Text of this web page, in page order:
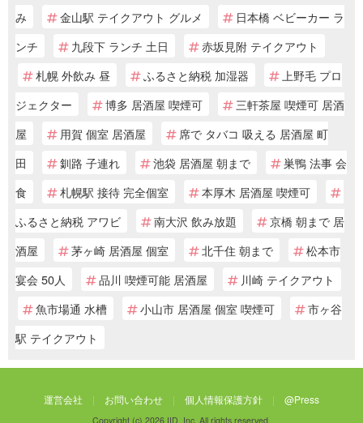
み
金山駅 テイクアウト グルメ
日本橋 ベビーカー ラ
ンチ
九段下 ランチ 土日
赤坂見附 テイクアウト
札幌 外飲み 昼
ふるさと納税 加湿器
上野毛 プロ
ジェクター
博多 居酒屋 喫煙可
三軒茶屋 喫煙可 居酒
屋
用賀 個室 居酒屋
席で タバコ 吸える 居酒屋 町
田
釧路 子連れ 池袋 居酒屋 朝まで
巣鴨 法事 会
食
札幌駅 接待 完全個室
本厚木 居酒屋 喫煙可
ふるさと納税 アワビ
南大沢 飲み放題
京橋 朝まで 居
酒屋
茅ヶ崎 居酒屋 個室 北千住 朝まで
松本市
宴会 50人
品川 喫煙可能 居酒屋
川崎 テイクアウト
魚市場通 水槽
小山市 居酒屋 個室 喫煙可
市ヶ谷
駅 テイクアウト
運営会社 お問い合わせ 個人情報保護方針 @Press
Copyright (c) 2026 IID, Inc. All rights reserved.